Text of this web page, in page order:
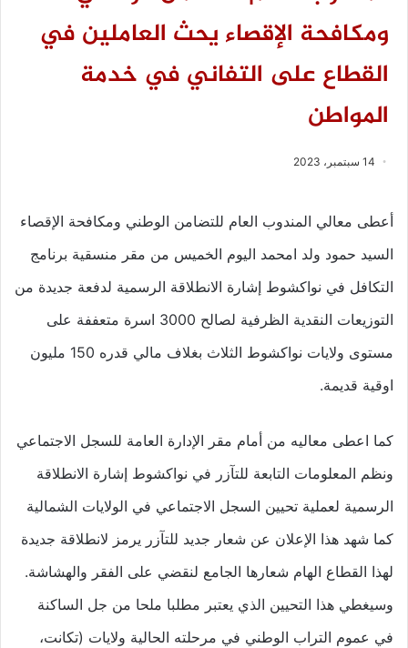
ومكافحة الإقصاء يحث العاملين في
القطاع على التفاني في خدمة
المواطن
14 سبتمبر، 2023
أعطى معالي المندوب العام للتضامن الوطني ومكافحة الإقصاء
السيد حمود ولد امحمد اليوم الخميس من مقر منسقية برنامج
التكافل في نواكشوط إشارة الانطلاقة الرسمية لدفعة جديدة من
التوزيعات النقدية الظرفية لصالح 3000 اسرة متعففة على
مستوى ولايات نواكشوط الثلاث بغلاف مالي قدره 150 مليون
اوقية قديمة.
كما اعطى معاليه من أمام مقر الإدارة العامة للسجل الاجتماعي
ونظم المعلومات التابعة للتآزر في نواكشوط إشارة الانطلاقة
الرسمية لعملية تحيين السجل الاجتماعي في الولايات الشمالية
كما شهد هذا الإعلان عن شعار جديد للتآزر يرمز لانطلاقة جديدة
لهذا القطاع الهام شعارها الجامع لنقضي على الفقر والهشاشة.
وسيغطي هذا التحيين الذي يعتبر مطلبا ملحا من جل الساكنة
في عموم التراب الوطني في مرحلته الحالية ولايات (تكانت،